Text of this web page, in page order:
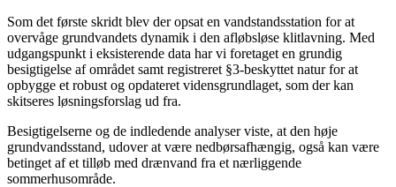
Som det første skridt blev der opsat en vandstandsstation for at
overvåge grundvandets dynamik i den afløbsløse klitlavning. Med
udgangspunkt i eksisterende data har vi foretaget en grundig
besigtigelse af området samt registreret §3-beskyttet natur for at
opbygge et robust og opdateret vidensgrundlaget, som der kan
skitseres løsningsforslag ud fra.
Besigtigelserne og de indledende analyser viste, at den høje
grundvandsstand, udover at være nedbørsafhængig, også kan være
betinget af et tilløb med drænvand fra et nærliggende
sommerhusområde.